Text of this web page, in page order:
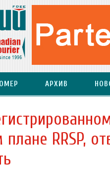
АРХИВ
плане RRSP,